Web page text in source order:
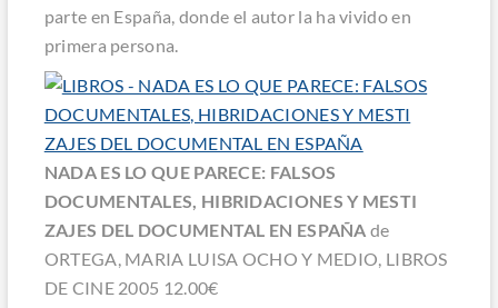
parte en España, donde el autor la ha vivido en
primera persona.
NADA ES LO QUE PARECE: FALSOS
DOCUMENTALES, HIBRIDACIONES Y MESTI
ZAJES DEL DOCUMENTAL EN ESPAÑAde
ORTEGA, MARIA LUISA OCHO Y MEDIO, LIBROS
DE CINE 2005 12.00€